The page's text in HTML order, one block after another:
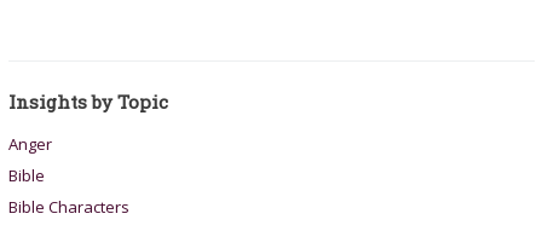
Insights by Topic
Anger
Bible
Bible Characters